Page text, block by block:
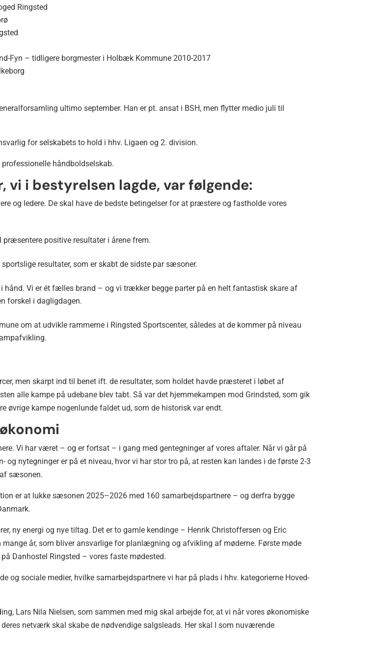
Ringsted
Fyn – tidligere borgmester i Holbæk Kommune 2010-2017
ultimo september. Han er pt. ansat i BSH, men flytter medio juli til
for selskabets to hold i hhv. Ligaen og 2. division.
håndboldselskab.
i bestyrelsen lagde, var følgende:
og ledere. De skal have de bedste betingelser for at præstere og fastholde vores
positive resultater i årene frem.
resultater, som er skabt de sidste par sæsoner.
hånd. Vi er ét fælles brand – og vi trækker begge parter på en helt fantastisk skare af
forskel i dagligdagen.
om at udvikle rammerne i Ringsted Sportscenter, således at de kommer på niveau
men skarpt ind til benet ift. de resultater, som holdet havde præsteret i løbet af
alle kampe på udebane blev tabt. Så var det hjemmekampen mod Grindsted, som gik
øvrige kampe nogenlunde faldet ud, som de historisk var endt.
Vi har været – og er fortsat – i gang med gentegninger af vores aftaler. Når vi går på
nytegninger er på et niveau, hvor vi har stor tro på, at resten kan landes i de første 2-3
sæsonen.
er at lukke sæsonen 2025–2026 med 160 samarbejdspartnere – og derfra bygge
ny energi og nye tiltag. Det er to gamle kendinge – Henrik Christoffersen og Eric
år, som bliver ansvarlige for planlægning og afvikling af møderne. Første møde
Danhostel Ringsted – vores faste mødested.
og sociale medier, hvilke samarbejdspartnere vi har på plads i hhv. kategorierne Hoved-
Lars Nila Nielsen, som sammen med mig skal arbejde for, at vi når vores økonomiske
netværk skal skabe de nødvendige salgsleads. Her skal I som nuværende